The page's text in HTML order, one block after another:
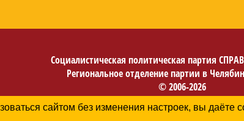
Социалистическая политическая партия
Региональное отделение партии в
© 2006-2026
Политика в отношении обработки
сайтом без изменения настроек, вы даёте